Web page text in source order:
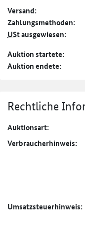
Versand:
Zahlungs­methoden:
UStausgewiesen:
Auktion startete:
Auktion endete:
Rechtliche
Auktionsart:
Verbraucher­hinweis:
Umsatzsteuer­hinweis: